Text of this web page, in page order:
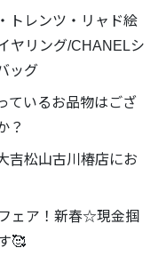
トレンツ・リャド絵
ヤリング/CHANELシ
ッグ
ているお品物はござ
？
吉松山古川椿店にお
ェア！新春☆現金掴
🥰